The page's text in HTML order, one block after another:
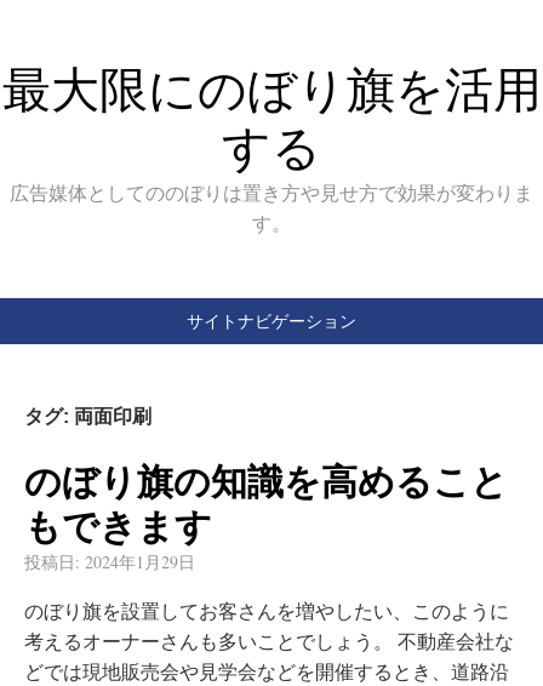
最大限にのぼり旗を活用
する
広告媒体としてののぼりは置き方や見せ方で効果が変わりま
す。
サイトナビゲーション
タグ: 両面印刷
のぼり旗の知識を高めること
もできます
投稿日: 2024年1月29日
のぼり旗を設置してお客さんを増やしたい、このように
考えるオーナーさんも多いことでしょう。 不動産会社な
どでは現地販売会や見学会などを開催するとき、道路沿